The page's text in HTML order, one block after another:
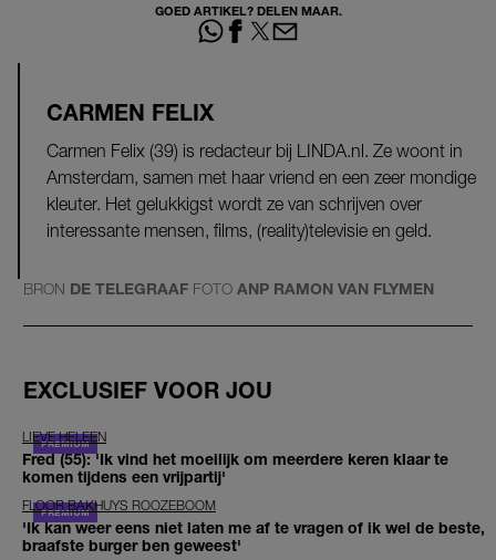
GOED ARTIKEL? DELEN MAAR.
CARMEN FELIX
Carmen Felix (39) is redacteur bij LINDA.nl. Ze woont in
Amsterdam, samen met haar vriend en een zeer mondige
kleuter. Het gelukkigst wordt ze van schrijven over
interessante mensen, films, (reality)televisie en geld.
BRON DE TELEGRAAF FOTO ANP RAMON VAN FLYMEN
EXCLUSIEF VOOR JOU
LIEVE HELEEN
Fred (55): 'Ik vind het moeilijk om meerdere keren klaar te
komen tijdens een vrijpartij'
FLOOR BAKHUYS ROOZEBOOM
'Ik kan weer eens niet laten me af te vragen of ik wel de beste,
braafste burger ben geweest'